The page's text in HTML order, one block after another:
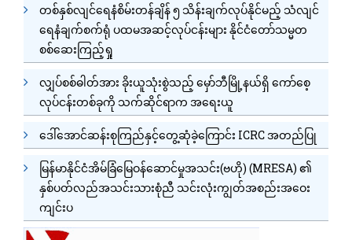
တစ်နှစ်လျင်ရေနံစိမ်းတန်ချိန် ၅ သိန်းချက်လုပ်နိုင်မည့် သံလျင်
ရေနံချက်စက်ရုံ ပထမအဆင့်လုပ်ငန်းများ နိုင်ငံတော်သမ္မတ
စစ်ဆေးကြည့်ရှု
လျှပ်စစ်ဓါတ်အား ခိုးယူသုံးစွဲသည့် မှော်ဘီမြို့နယ်ရှိ ကော်စေ့
လုပ်ငန်းတစ်ခုကို သက်ဆိုင်ရာက အရေးယူ
ဒေါ်အောင်ဆန်းစုကြည်နှင့်တွေ့ဆုံခဲ့ကြောင်း ICRC အတည်ပြု
မြန်မာနိုင်ငံအိမ်ခြံမြေဝန်ဆောင်မှုအသင်း(ဗဟို) (MRESA) ၏
နှစ်ပတ်လည်အသင်းသားစုံညီ သင်းလုံးကျွတ်အစည်းအဝေး
ကျင်းပ